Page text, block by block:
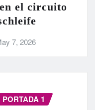
el circuito
7, 2026
PORTADA 1